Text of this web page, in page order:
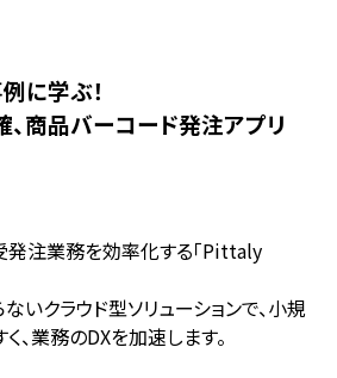
に学ぶ！
、商品バーコード発注アプリ
発注業務を効率化する「Pittaly
いクラウド型ソリューションで、小規
、業務のDXを加速します。